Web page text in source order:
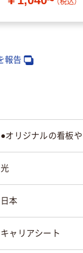
（税込）
報告
●オリジナルの看板
光
日本
キャリアシート